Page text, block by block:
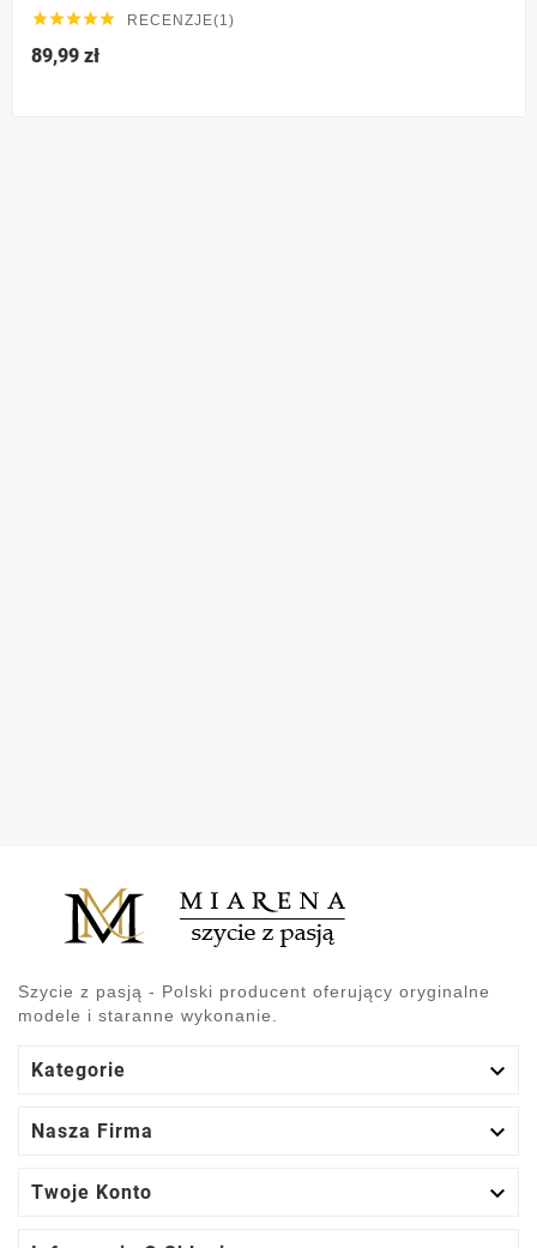
 RECENZJE(1)
89,99 zł
Szycie z pasją - Polski producent oferujący oryginalne
modele i staranne wykonanie.
Kategorie 
Nasza Firma 
Twoje Konto 